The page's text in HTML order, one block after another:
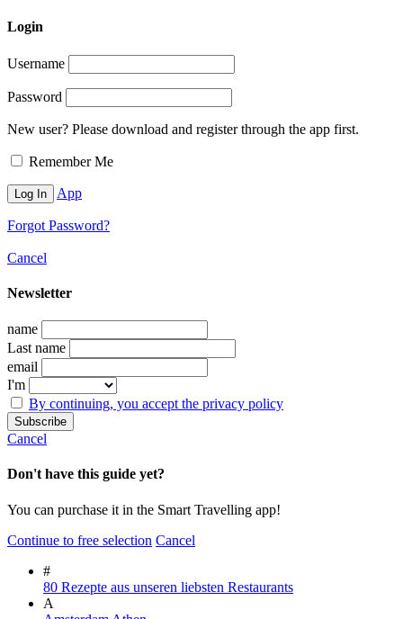
Login
Username
Password
New user? Please download and register through the app first.
Remember Me
App
Forgot Password?
Cancel
Newsletter
name
Last name
email
I'm
By continuing, you accept the privacy policy
Cancel
Don't have this guide yet?
You can purchase it in the Smart Travelling app!
Continue to free selection Cancel
#
80 Rezepte aus unseren liebsten Restaurants
A